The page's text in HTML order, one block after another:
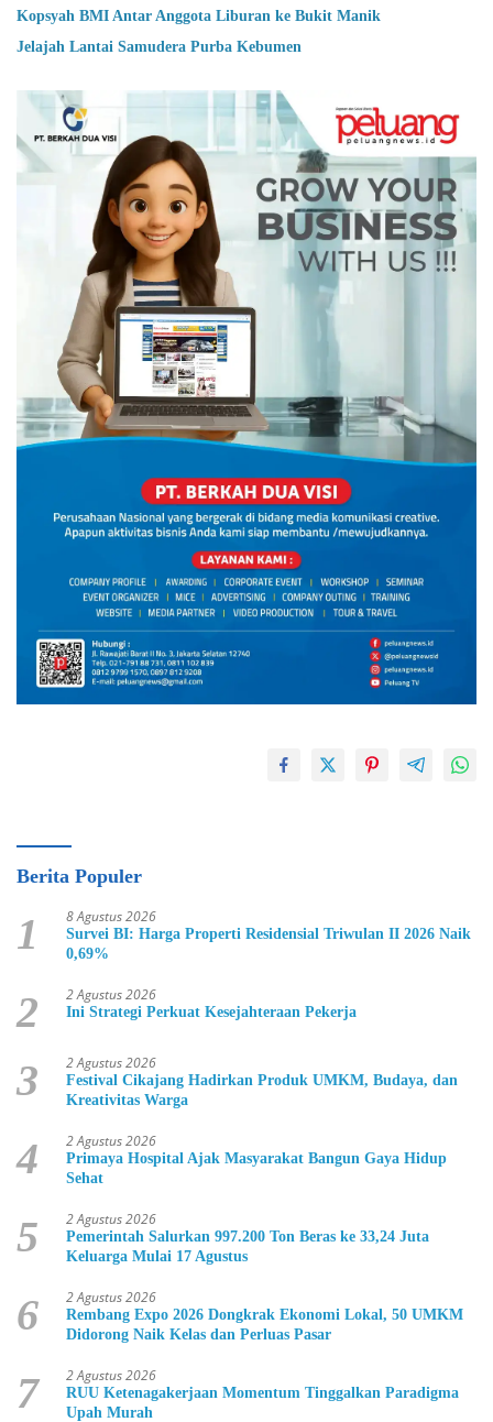
Kopsyah BMI Antar Anggota Liburan ke Bukit Manik
Jelajah Lantai Samudera Purba Kebumen
Berita Populer
1 8 Agustus 2026
Survei BI: Harga Properti Residensial Triwulan II 2026 Naik
0,69%
2 2 Agustus 2026
Ini Strategi Perkuat Kesejahteraan Pekerja
3 2 Agustus 2026
Festival Cikajang Hadirkan Produk UMKM, Budaya, dan
Kreativitas Warga
4 2 Agustus 2026
Primaya Hospital Ajak Masyarakat Bangun Gaya Hidup
Sehat
5 2 Agustus 2026
Pemerintah Salurkan 997.200 Ton Beras ke 33,24 Juta
Keluarga Mulai 17 Agustus
6 2 Agustus 2026
Rembang Expo 2026 Dongkrak Ekonomi Lokal, 50 UMKM
Didorong Naik Kelas dan Perluas Pasar
7 2 Agustus 2026
RUU Ketenagakerjaan Momentum Tinggalkan Paradigma
Upah Murah